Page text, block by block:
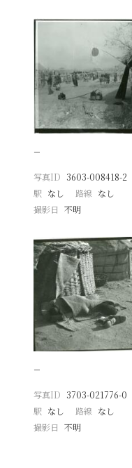
−
写真ID 3603-008418-2
駅 なし 路線 なし
撮影日
不明
−
写真ID 3703-021776-0
駅 なし 路線 なし
撮影日
不明